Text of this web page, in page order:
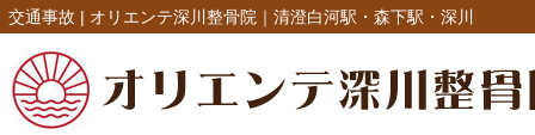
交通事故 | オリエンテ深川整骨院｜清澄白河駅・森下駅・深川